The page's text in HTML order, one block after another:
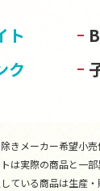
ト
ク
きメーカー希望小売
は実際の商品と一部
ている商品は生産・